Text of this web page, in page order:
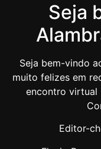
Seja
Seja bem-vindo
muito felizes em
encontro virtual
Editor-